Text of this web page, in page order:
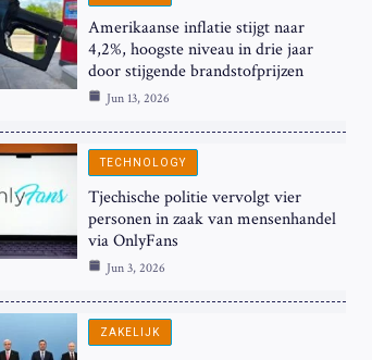
Amerikaanse inflatie stijgt naar
4,2%, hoogste niveau in drie jaar
door stijgende brandstofprijzen
Jun 13, 2026
TECHNOLOGY
Tjechische politie vervolgt vier
personen in zaak van mensenhandel
via OnlyFans
Jun 3, 2026
ZAKELIJK